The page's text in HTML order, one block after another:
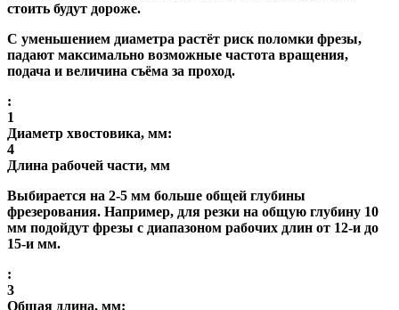
стоить будут дороже.
С уменьшением диаметра растёт риск поломки фрезы,
падают максимально возможные частота вращения,
подача и величина съёма за проход.
:
1
Диаметр хвостовика, мм:
4
Длина рабочей части, мм
Выбирается на 2-5 мм больше общей глубины
фрезерования. Например, для резки на общую глубину 10
мм подойдут фрезы с диапазоном рабочих длин от 12-и до
15-и мм.
:
3
Общая длина, мм: